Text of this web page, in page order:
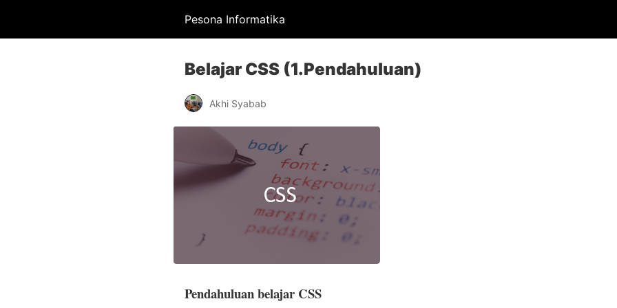
Pesona Informatika
Belajar CSS (1.Pendahuluan)
Akhi Syabab
Pendahuluan belajar CSS